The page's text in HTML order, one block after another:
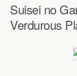
Suisei no
Verdurous